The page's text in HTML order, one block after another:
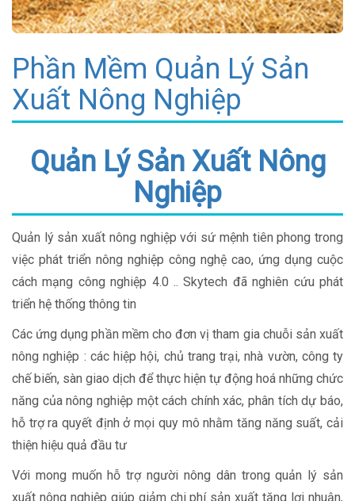
Phần Mềm Quản Lý Sản
Xuất Nông Nghiệp
Quản Lý Sản Xuất Nông
Nghiệp
Quản lý sản xuất nông nghiệp với sứ mệnh tiên phong trong
việc phát triển nông nghiệp công nghệ cao, ứng dụng cuộc
cách mạng công nghiệp 4.0 .. Skytech đã nghiên cứu phát
triển hệ thống thông tin
Các ứng dụng phần mềm cho đơn vị tham gia chuỗi sản xuất
nông nghiệp : các hiệp hội, chủ trang trại, nhà vườn, công ty
chế biến, sàn giao dịch để thực hiện tự động hoá những chức
năng của nông nghiệp một cách chính xác, phân tích dự báo,
hỗ trợ ra quyết định ở mọi quy mô nhằm tăng năng suất, cải
thiện hiệu quả đầu tư
Với mong muốn hỗ trợ người nông dân trong quản lý sản
xuất nông nghiệp giúp giảm chi phí sản xuất tăng lợi nhuận,